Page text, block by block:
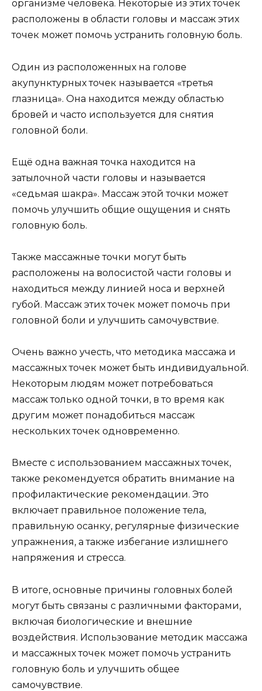
организме человека. Некоторые из этих точек
расположены в области головы и массаж этих
точек может помочь устранить головную боль.
Один из расположенных на голове
акупунктурных точек называется «третья
глазница». Она находится между областью
бровей и часто используется для снятия
головной боли.
Ещё одна важная точка находится на
затылочной части головы и называется
«седьмая шакра». Массаж этой точки может
помочь улучшить общие ощущения и снять
головную боль.
Также массажные точки могут быть
расположены на волосистой части головы и
находиться между линией носа и верхней
губой. Массаж этих точек может помочь при
головной боли и улучшить самочувствие.
Очень важно учесть, что методика массажа и
массажных точек может быть индивидуальной.
Некоторым людям может потребоваться
массаж только одной точки, в то время как
другим может понадобиться массаж
нескольких точек одновременно.
Вместе с использованием массажных точек,
также рекомендуется обратить внимание на
профилактические рекомендации. Это
включает правильное положение тела,
правильную осанку, регулярные физические
упражнения, а также избегание излишнего
напряжения и стресса.
В итоге, основные причины головных болей
могут быть связаны с различными факторами,
включая биологические и внешние
воздействия. Использование методик массажа
и массажных точек может помочь устранить
головную боль и улучшить общее
самочувствие.